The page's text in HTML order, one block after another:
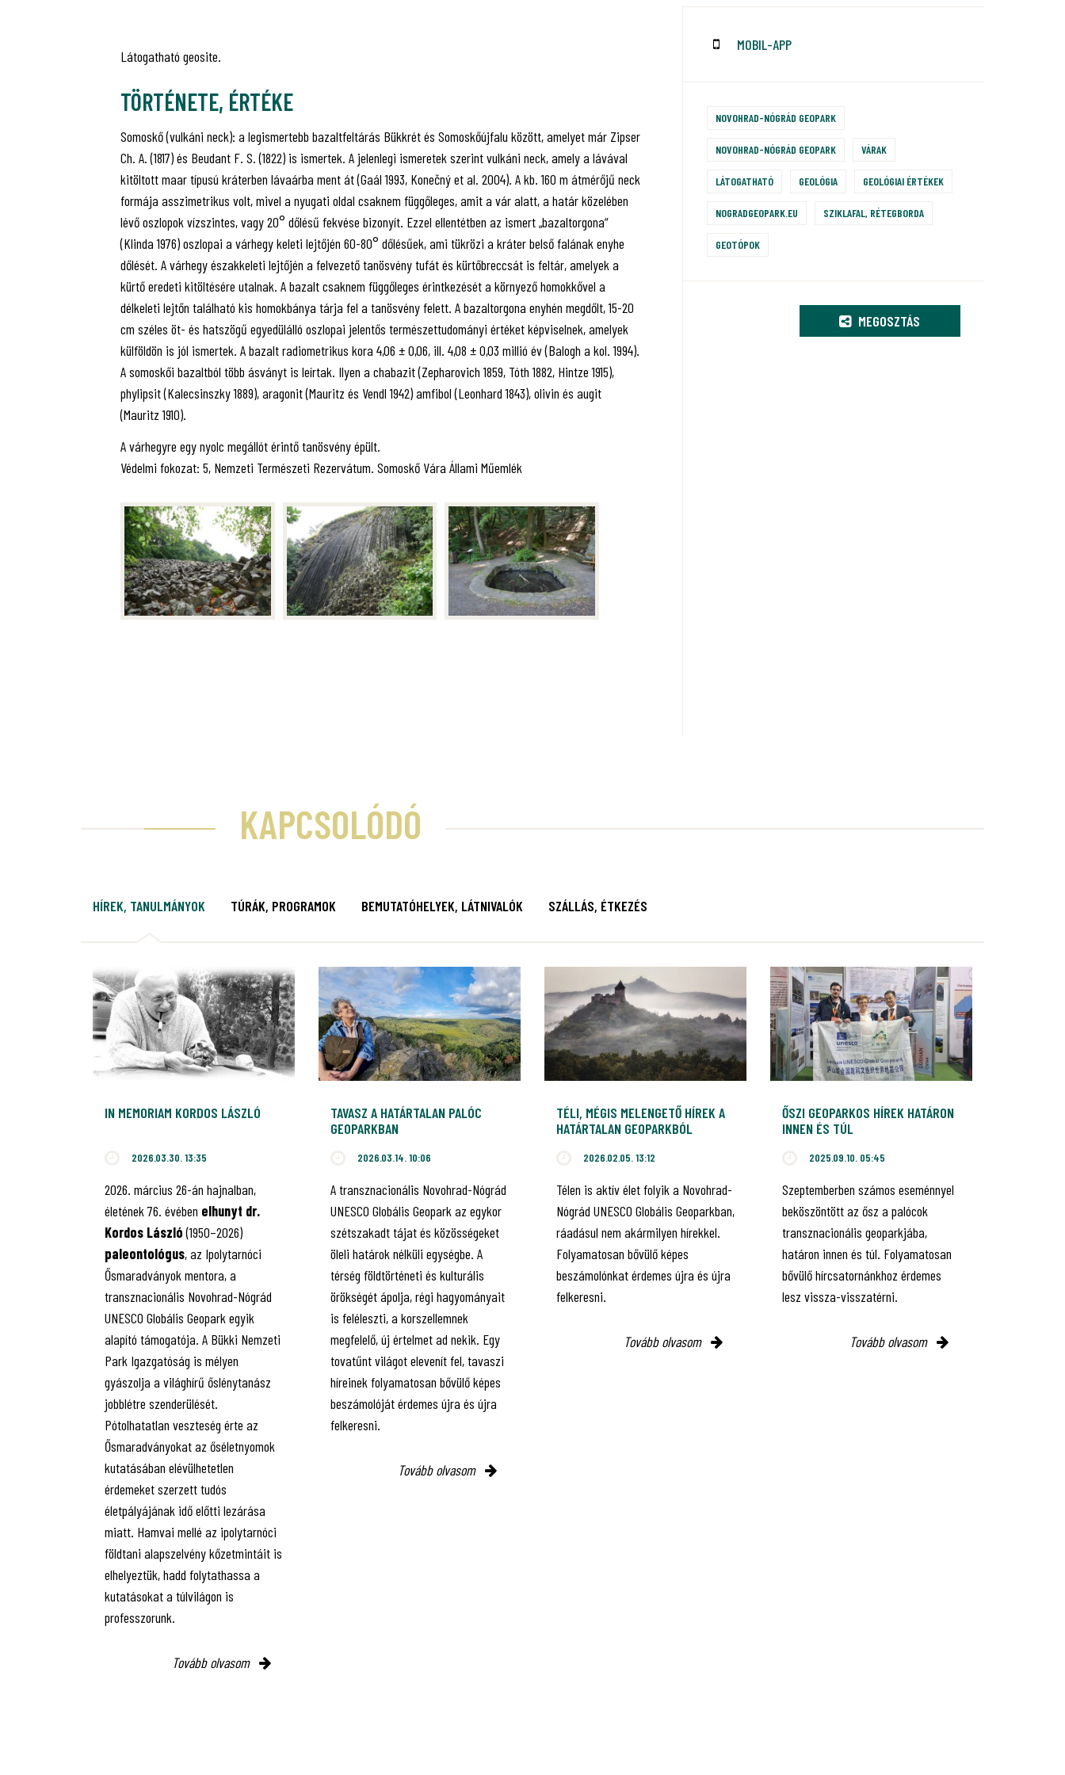
Látogatható geosite.
TÖRTÉNETE, ÉRTÉKE
Somoskő (vulkáni neck): a legismertebb bazaltfeltárás Bükkrét és Somoskőújfalu között, amelyet már Zipser
Ch. A. (1817) és Beudant F. S. (1822) is ismertek. A jelenlegi ismeretek szerint vulkáni neck, amely a lávával
kitöltott maar típusú kráterben lávaárba ment át (Gaál 1993, Konečný et al. 2004). A kb. 160 m átmérőjű neck
formája asszimetrikus volt, mivel a nyugati oldal csaknem függőleges, amit a vár alatt, a határ közelében
lévő oszlopok vízszintes, vagy 20° dőlésű fekvése bizonyít. Ezzel ellentétben az ismert „bazaltorgona“
(Klinda 1976) oszlopai a várhegy keleti lejtőjén 60-80° dőlésűek, ami tükrözi a kráter belső falának enyhe
dőlését. A várhegy északkeleti lejtőjén a felvezető tanösvény tufát és kürtőbreccsát is feltár, amelyek a
kürtő eredeti kitöltésére utalnak. A bazalt csaknem függőleges érintkezését a környező homokkővel a
délkeleti lejtőn található kis homokbánya tárja fel a tanösvény felett. A bazaltorgona enyhén megdőlt, 15-20
cm széles öt- és hatszögű egyedülálló oszlopai jelentős természettudományi értéket képviselnek, amelyek
külföldön is jól ismertek. A bazalt radiometrikus kora 4,06 ± 0,06, ill. 4,08 ± 0,03 millió év (Balogh a kol. 1994).
A somoskői bazaltból több ásványt is leírtak. Ilyen a chabazit (Zepharovich 1859, Tóth 1882, Hintze 1915),
phylipsit (Kalecsinszky 1889), aragonit (Mauritz és Vendl 1942) amfibol (Leonhard 1843), olivin és augit
(Mauritz 1910).
A várhegyre egy nyolc megállót érintő tanösvény épült.
Védelmi fokozat: 5, Nemzeti Természeti Rezervátum. Somoskő Vára Állami Műemlék
MOBIL-APP
NOVOHRAD-NÓGRÁD GEOPARK
NOVOHRAD-NÓGRÁD GEOPARK VÁRAK
LÁTOGATHATÓ GEOLÓGIA GEOLÓGIAI ÉRTÉKEK
NOGRADGEOPARK.EU SZIKLAFAL, RÉTEGBORDA
GEOTÓPOK
MEGOSZTÁS
KAPCSOLÓDÓ
HÍREK, TANULMÁNYOK TÚRÁK, PROGRAMOK BEMUTATÓHELYEK, LÁTNIVALÓK SZÁLLÁS, ÉTKEZÉS
IN MEMORIAM KORDOS LÁSZLÓ
2026.03.30. 13:35
2026. március 26-án hajnalban,
életének 76. évében elhunyt dr.
Kordos László(1950–2026)
paleontológus, az Ipolytarnóci
Ősmaradványok mentora, a
transznacionális Novohrad-Nógrád
UNESCO Globális Geopark egyik
alapító támogatója. A Bükki Nemzeti
Park Igazgatóság is mélyen
gyászolja a világhírű őslénytanász
jobblétre szenderülését.
Pótolhatatlan veszteség érte az
Ősmaradványokat az őséletnyomok
kutatásában elévülhetetlen
érdemeket szerzett tudós
életpályájának idő előtti lezárása
miatt. Hamvai mellé az ipolytarnóci
földtani alapszelvény kőzetmintáit is
elhelyeztük, hadd folytathassa a
kutatásokat a túlvilágon is
professzorunk.
Tovább olvasom
TAVASZ A HATÁRTALAN PALÓC
GEOPARKBAN
2026.03.14. 10:06
A transznacionális Novohrad-Nógrád
UNESCO Globális Geopark az egykor
szétszakadt tájat és közösségeket
öleli határok nélküli egységbe. A
térség földtörténeti és kulturális
örökségét ápolja, régi hagyományait
is feléleszti, a korszellemnek
megfelelő, új értelmet ad nekik. Egy
tovatűnt világot elevenít fel, tavaszi
híreinek folyamatosan bővülő képes
beszámolóját érdemes újra és újra
felkeresni.
Tovább olvasom
TÉLI, MÉGIS MELENGETŐ HÍREK A
HATÁRTALAN GEOPARKBÓL
2026.02.05. 13:12
Télen is aktív élet folyik a Novohrad-
Nógrád UNESCO Globális Geoparkban,
ráadásul nem akármilyen hírekkel.
Folyamatosan bővülő képes
beszámolónkat érdemes újra és újra
felkeresni.
Tovább olvasom
ŐSZI GEOPARKOS HÍREK HATÁRON
INNEN ÉS TÚL
2025.09.10. 05:45
Szeptemberben számos eseménnyel
beköszöntött az ősz a palócok
transznacionális geoparkjába,
határon innen és túl. Folyamatosan
bővülő hírcsatornánkhoz érdemes
lesz vissza-visszatérni.
Tovább olvasom